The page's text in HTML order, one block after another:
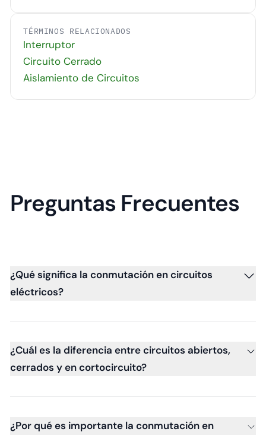
TÉRMINOS RELACIONADOS
Interruptor
Circuito Cerrado
Aislamiento de Circuitos
Preguntas Frecuentes
¿Qué significa la conmutación en circuitos
eléctricos?
¿Cuál es la diferencia entre circuitos abiertos,
cerrados y en cortocircuito?
¿Por qué es importante la conmutación en